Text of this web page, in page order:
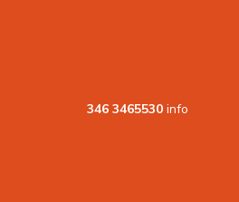
346 3465530 info